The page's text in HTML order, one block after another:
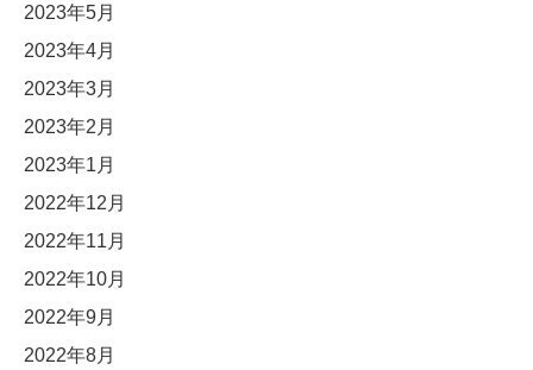
2023年5月
2023年4月
2023年3月
2023年2月
2023年1月
2022年12月
2022年11月
2022年10月
2022年9月
2022年8月